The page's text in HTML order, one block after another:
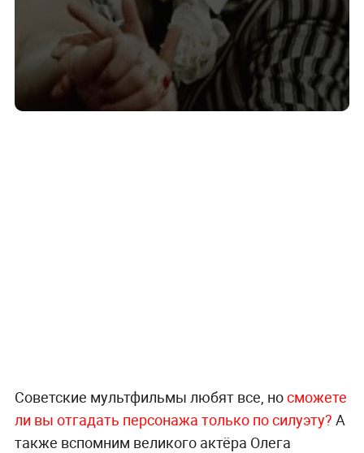
Советские мультфильмы любят все, носможете
ли вы отгадать персонажа только по силуэту? А
также вспомним великого актёра Олега